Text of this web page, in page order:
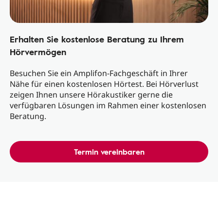
Erhalten Sie kostenlose Beratung zu Ihrem
Hörvermögen
Besuchen Sie ein Amplifon-Fachgeschäft in Ihrer
Nähe für einen kostenlosen Hörtest. Bei Hörverlust
zeigen Ihnen unsere Hörakustiker gerne die
verfügbaren Lösungen im Rahmen einer kostenlosen
Beratung.
Termin vereinbaren